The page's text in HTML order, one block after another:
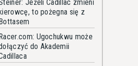
Jeżeli Cadillac zmieni
to pożegna się z
Ugochukwu może
do Akademii